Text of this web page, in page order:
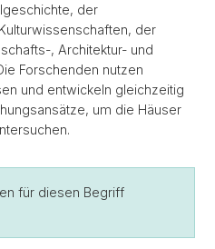
der
der
, Architektur- und
Forschenden nutzen
und entwickeln gleichzeitig
um die Häuser
für diesen Begriff